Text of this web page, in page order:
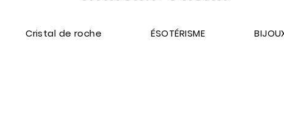
Cristal de roche ÉSOTÉRISME